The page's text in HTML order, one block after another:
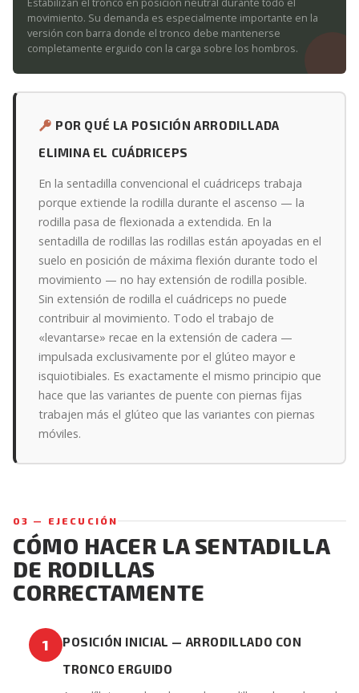
movimiento. Su demanda es especialmente importante en la
versión con barra donde el tronco debe mantenerse
completamente erguido con la carga sobre los hombros.
POR QUÉ LA POSICIÓN ARRODILLADA
ELIMINA EL CUÁDRICEPS
En la sentadilla convencional el cuádriceps trabaja
porque extiende la rodilla durante el ascenso — la
rodilla pasa de flexionada a extendida. En la
sentadilla de rodillas las rodillas están apoyadas en el
suelo en posición de máxima flexión durante todo el
movimiento — no hay extensión de rodilla posible.
Sin extensión de rodilla el cuádriceps no puede
contribuir al movimiento. Todo el trabajo de
«levantarse» recae en la extensión de cadera —
impulsada exclusivamente por el glúteo mayor e
isquiotibiales. Es exactamente el mismo principio que
hace que las variantes de puente con piernas fijas
trabajen más el glúteo que las variantes con piernas
móviles.
03 — EJECUCIÓN
CÓMO HACER LA SENTADILLA
DE RODILLAS
CORRECTAMENTE
1
POSICIÓN INICIAL — ARRODILLADO CON
TRONCO ERGUIDO